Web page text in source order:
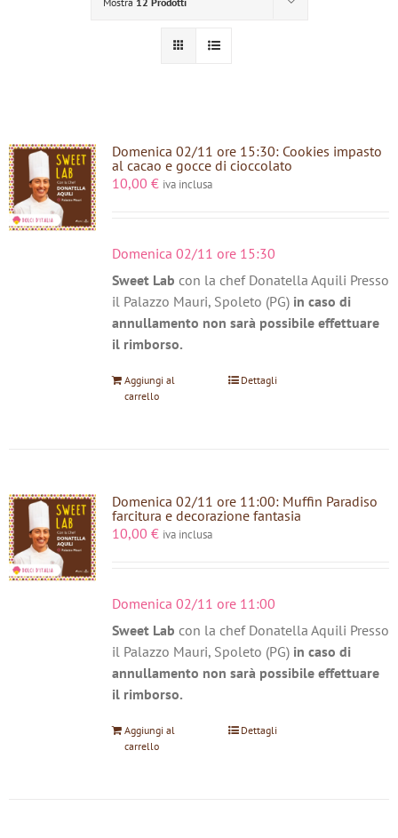
Domenica 02/11 ore 15:30: Cookies impasto
al cacao e gocce di cioccolato
10,00 € iva inclusa
Domenica 02/11 ore 15:30
Sweet Lab con la chef Donatella Aquili Presso
il Palazzo Mauri, Spoleto (PG) in caso di
annullamento non sarà possibile effettuare
il rimborso.
Aggiungi al
carrello
Dettagli
Domenica 02/11 ore 11:00: Muffin Paradiso
farcitura e decorazione fantasia
10,00 € iva inclusa
Domenica 02/11 ore 11:00
Sweet Lab con la chef Donatella Aquili Presso
il Palazzo Mauri, Spoleto (PG) in caso di
annullamento non sarà possibile effettuare
il rimborso.
Aggiungi al
carrello
Dettagli